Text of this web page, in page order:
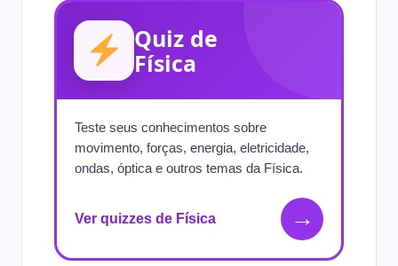
Quiz de
Física
Teste seus conhecimentos sobre
movimento, forças, energia, eletricidade,
ondas, óptica e outros temas da Física.
Ver quizzes de Física →